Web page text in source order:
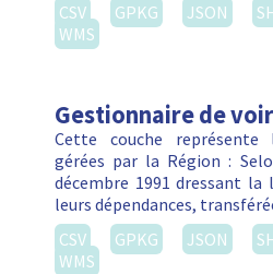
CSV
GPKG JSON
WMS
Gestionnaire de
Cette couche représente
gérées par la Région :
décembre 1991 dressant
leurs dépendances,
CSV
GPKG JSON
WMS